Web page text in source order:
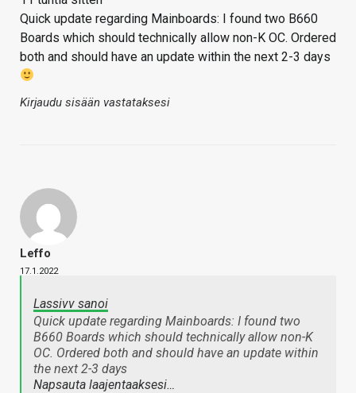
Quick update regarding Mainboards: I found two B660
Boards which should technically allow non-K OC. Ordered
both and should have an update within the next 2-3 days
Kirjaudu sisään vastataksesi
Leffo
17.1.2022
Lassivv sanoi
Quick update regarding Mainboards: I found two
B660 Boards which should technically allow non-K
OC. Ordered both and should have an update within
the next 2-3 days
Napsauta laajentaaksesi…